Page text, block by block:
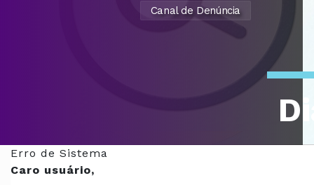
Canal de Denúncia
Erro de Sistema
Caro usuário,